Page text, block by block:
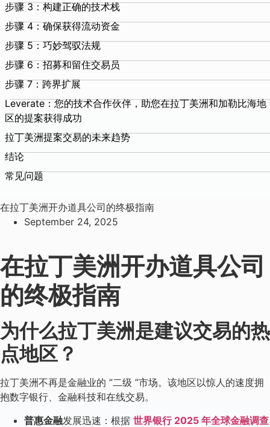
步骤 3：构建正确的技术栈
步骤 4：确保获得流动资金
步骤 5：巧妙驾驭法规
步骤 6：招募和留住交易员
步骤 7：跨界扩展
Leverate：您的技术合作伙伴，助您在拉丁美洲和加勒比海地
区的提案获得成功
拉丁美洲提案交易的未来趋势
结论
常见问题
在拉丁美洲开办道具公司的终极指南
September 24, 2025
在拉丁美洲开办道具公司
的终极指南
为什么拉丁美洲是建议交易的热
点地区？
拉丁美洲不再是金融业的 ”二级 ”市场。该地区以惊人的速度拥
抱数字银行、金融科技和在线交易。
普惠金融发展迅速：根据 世界银行 2025 年全球金融调查